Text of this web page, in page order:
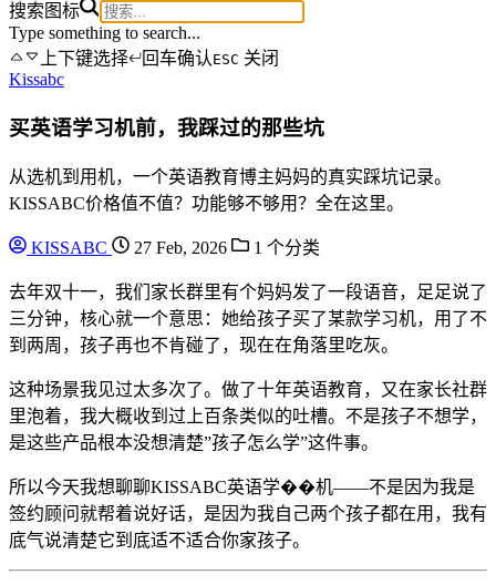
搜索图标
Type something to search...
上下键选择
回车确认 ESC 关闭
Kissabc
买英语学习机前，我踩过的那些坑
从选机到用机，一个英语教育博主妈妈的真实踩坑记录。
KISSABC价格值不值？功能够不够用？全在这里。
KISSABC 27 Feb, 2026 1 个分类
去年双十一，我们家长群里有个妈妈发了一段语音，足足说了
三分钟，核心就一个意思：她给孩子买了某款学习机，用了不
到两周，孩子再也不肯碰了，现在在角落里吃灰。
这种场景我见过太多次了。做了十年英语教育，又在家长社群
里泡着，我大概收到过上百条类似的吐槽。不是孩子不想学，
是这些产品根本没想清楚”孩子怎么学”这件事。
所以今天我想聊聊KISSABC英语学��机——不是因为我是
签约顾问就帮着说好话，是因为我自己两个孩子都在用，我有
底气说清楚它到底适不适合你家孩子。